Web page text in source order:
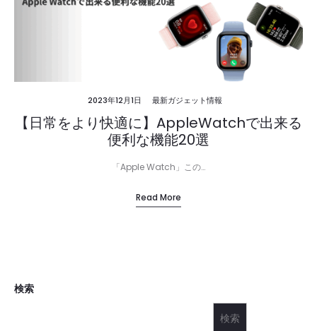
2023年12月1日 最新ガジェット情報
【日常をより快適に】AppleWatchで出来る
便利な機能20選
「Apple Watch」この…
Read More
検索
検索